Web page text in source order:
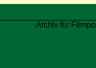
Archiv für